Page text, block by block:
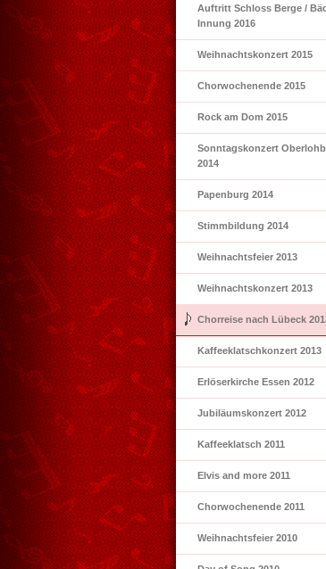
Auftritt Schloss Berge /
Innung 2016
Weihnachtskonzert 2015
Chorwochenende 2015
Rock am Dom 2015
Sonntagskonzert
2014
Papenburg 2014
Stimmbildung 2014
Weihnachtsfeier 2013
Weihnachtskonzert 2013
Chorreise nach Lübeck
Kaffeeklatschkonzert 2013
Erlöserkirche Essen 2012
Jubiläumskonzert 2012
Kaffeeklatsch 2011
Elvis and more 2011
Chorwochenende 2011
Weihnachtsfeier 2010